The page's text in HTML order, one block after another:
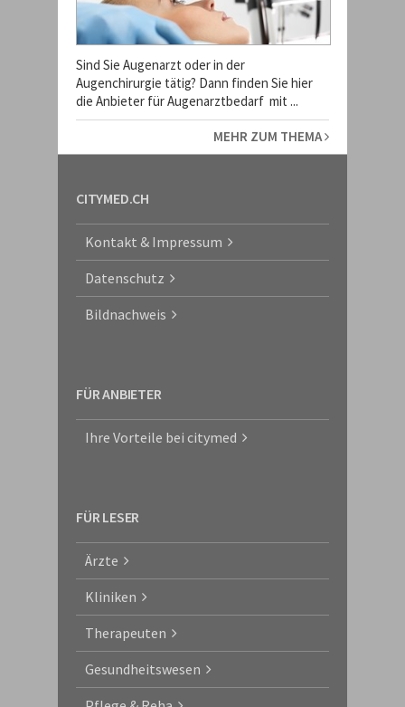
Sind Sie Augenarzt oder in der
Augenchirurgie tätig? Dann finden Sie hier
die Anbieter für Augenarztbedarf mit ...
MEHR ZUM THEMA
CITYMED.CH
Kontakt & Impressum
Datenschutz
Bildnachweis
FÜR ANBIETER
Ihre Vorteile bei citymed
FÜR LESER
Ärzte
Kliniken
Therapeuten
Gesundheitswesen